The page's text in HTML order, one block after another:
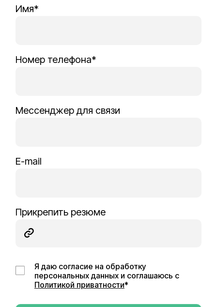
Имя*
Номер телефона*
Мессенджер для связи
E-mail
Прикрепить резюме
Я даю согласие на обработку
персональных данных и соглашаюсь с
Политикой приватности*